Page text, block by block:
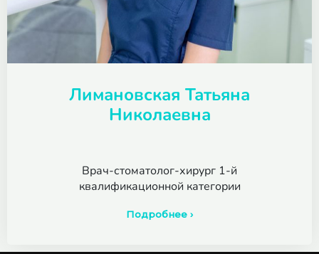
Лимановская Татьяна
Николаевна
Врач-стоматолог-хирург 1-й
квалификационной категории
Подробнее ›